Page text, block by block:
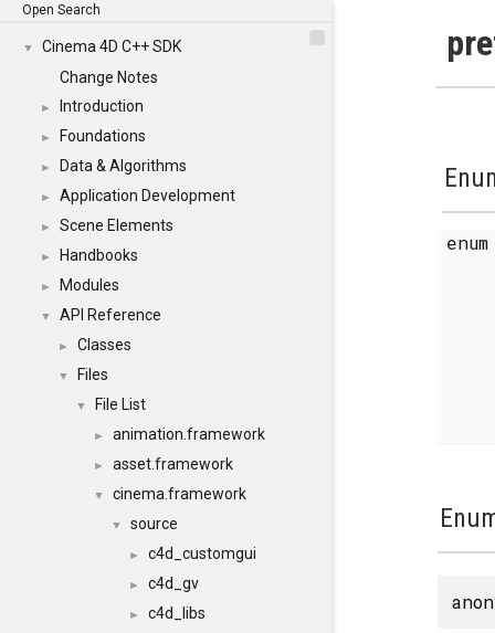
Open Search
▼
Cinema 4D C++ SDK
Change Notes
► Introduction
► Foundations
► Data & Algorithms
► Application Development
► Scene Elements
► Handbooks
► Modules
▼ API Reference
► Classes
▼ Files
▼ File List
► animation.framework
► asset.framework
▼ cinema.framework
▼ source
► c4d_customgui
► c4d_gv
► c4d_libs